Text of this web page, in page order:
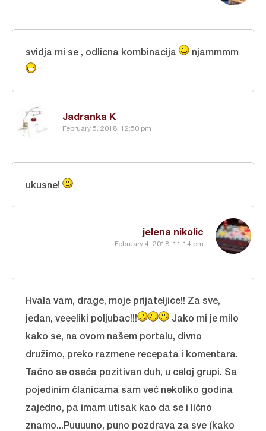
Jadranka K
February 5, 2018, 12:50 pm
svidja mi se , odlicna kombinacija njammmm
jelena nikolic
February 4, 2018, 11:14 pm
ukusne!
Hvala vam, drage, moje prijateljice!! Za sve,
jedan, veeeliki poljubac!!!
Jako mi je milo
kako se, na ovom našem portalu, divno
družimo, preko razmene recepata i komentara.
Tačno se oseća pozitivan duh, u celoj grupi. Sa
pojedinim članicama sam već nekoliko godina
zajedno, pa imam utisak kao da se i lično
znamo...Puuuuno, puno pozdrava za sve (kako